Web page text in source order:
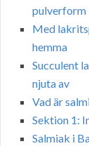
pulverform
Med
hemma
Succulent
njuta av
Vad är
Sektion 1:
Salmiak i